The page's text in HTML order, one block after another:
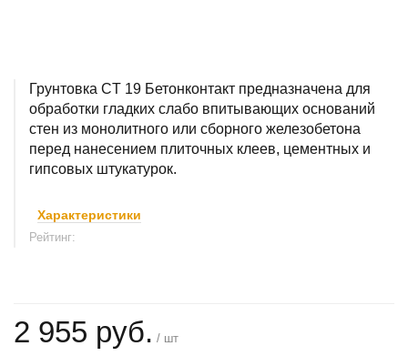
Грунтовка CT 19 Бетонконтакт предназначена для
обработки гладких слабо впитывающих оснований
стен из монолитного или сборного железобетона
перед нанесением плиточных клеев, цементных и
гипсовых штукатурок.
Характеристики
Рейтинг:
2 955 руб. / шт